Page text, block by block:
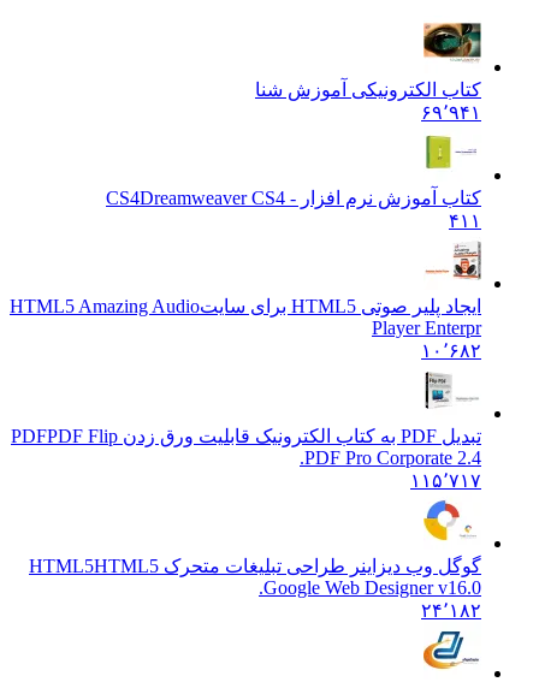
کتاب الکترونیکی آموزش شنا
۶۹٬۹۴۱
کتاب آموزش نرم افزار - CS4 Dreamweaver CS4
۴۱۱
ایجاد پلیر صوتی HTML5 برای سایت
HTML5 Amazing Audio
Player Enterpr
۱۰٬۶۸۲
تبدیل PDF به کتاب الکترونیک قابلیت ورق زدن PDF
PDF Flip
PDF Pro Corporate 2.4.
۱۱۵٬۷۱۷
گوگل وب دیزاینر طراحی تبلیغات متحرک HTML5 HTML5
Google Web Designer v16.0.
۲۴٬۱۸۲